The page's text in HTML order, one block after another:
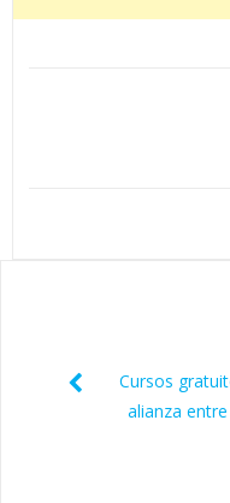
Cursos
alianza